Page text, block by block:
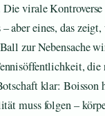
virale
aber eines, das
zur Nebensache
die
klar: Boisson
muss folgen –